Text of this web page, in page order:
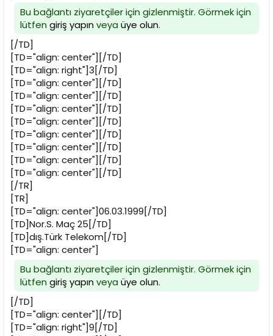
Bu bağlantı ziyaretçiler için gizlenmiştir. Görmek için
lütfen giriş yapınveya üye olun.
[/TD]
[TD="align: center"][/TD]
[TD="align: right"]3[/TD]
[TD="align: center"][/TD]
[TD="align: center"][/TD]
[TD="align: center"][/TD]
[TD="align: center"][/TD]
[TD="align: center"][/TD]
[TD="align: center"][/TD]
[TD="align: center"][/TD]
[TD="align: center"][/TD]
[/TR]
[TR]
[TD="align: center"]06.03.1999[/TD]
[TD]Nor.S. Maç 25[/TD]
[TD]dış.Türk Telekom[/TD]
[TD="align: center"]
Bu bağlantı ziyaretçiler için gizlenmiştir. Görmek için
lütfen giriş yapınveya üye olun.
[/TD]
[TD="align: center"][/TD]
[TD="align: right"]9[/TD]